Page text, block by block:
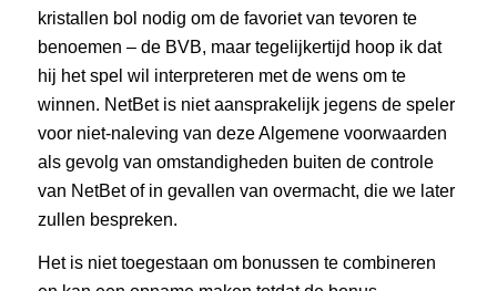
kristallen bol nodig om de favoriet van tevoren te
benoemen – de BVB, maar tegelijkertijd hoop ik dat
hij het spel wil interpreteren met de wens om te
winnen. NetBet is niet aansprakelijk jegens de speler
voor niet-naleving van deze Algemene voorwaarden
als gevolg van omstandigheden buiten de controle
van NetBet of in gevallen van overmacht, die we later
zullen bespreken.
Het is niet toegestaan om bonussen te combineren